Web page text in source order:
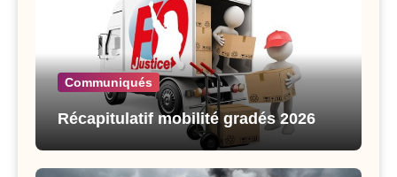
Communiqués
Récapitulatif mobilité gradés 2026